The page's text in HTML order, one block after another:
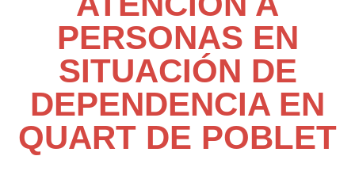
PERSONAS EN
SITUACIÓN DE
DEPENDENCIA EN
QUART DE POBLET